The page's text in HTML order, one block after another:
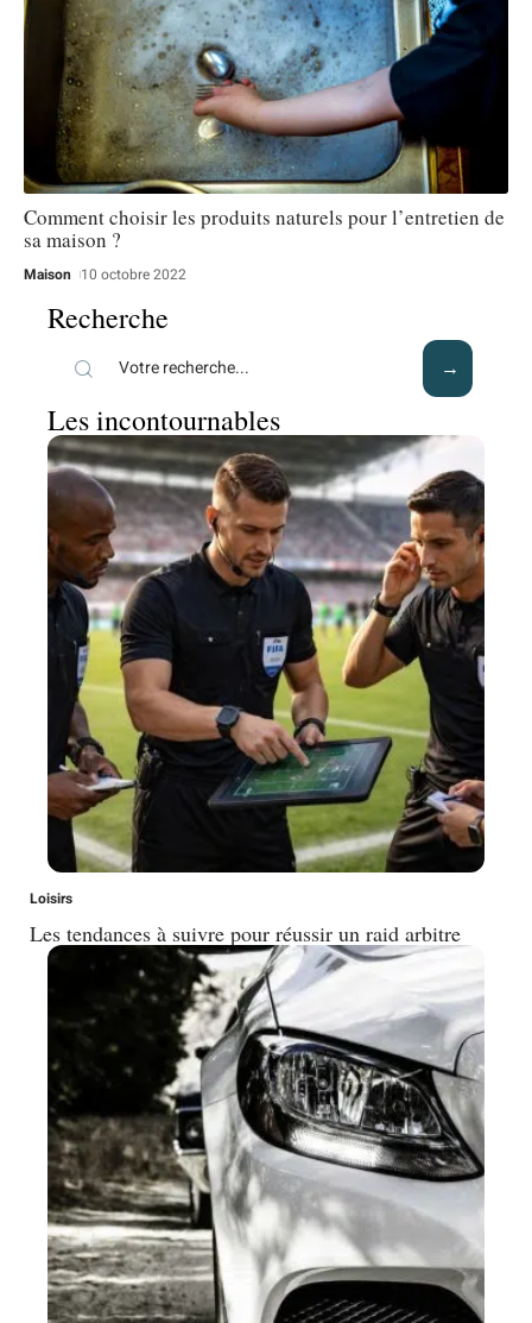
Comment choisir les produits naturels pour l’entretien de
sa maison ?
Maison 10 octobre 2022
Recherche
Les incontournables
Loisirs
Les tendances à suivre pour réussir un raid arbitre